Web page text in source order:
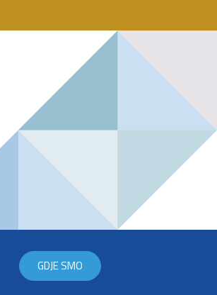
GDJE SMO